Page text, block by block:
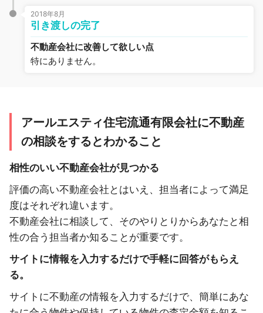
2018年8月
引き渡しの完了
不動産会社に改善して欲しい点
特にありません。
アールエスティ住宅流通有限会社に不動産
の相談をするとわかること
相性のいい不動産会社が見つかる
評価の高い不動産会社とはいえ、担当者によって満足
度はそれぞれ違います。
不動産会社に相談して、そのやりとりからあなたと相
性の合う担当者か知ることが重要です。
サイトに情報を入力するだけで手軽に回答がもらえ
る。
サイトに不動産の情報を入力するだけで、簡単にあな